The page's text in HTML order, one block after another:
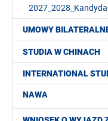
UMOWY
STUDIA W CHINACH
INTERNATIONAL
NAWA